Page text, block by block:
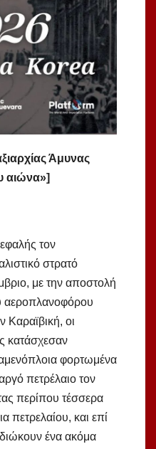
Άμυνας
αιώνα»]
τον
στρατό
με την αποστολή
αεροπλανοφόρου
Καραϊβική, οι
κατάσχεσαν
φορτωμένα
πετρέλαιο τον
περίπου τέσσερα
πετρελαίου, και επί
ένα ακόμα